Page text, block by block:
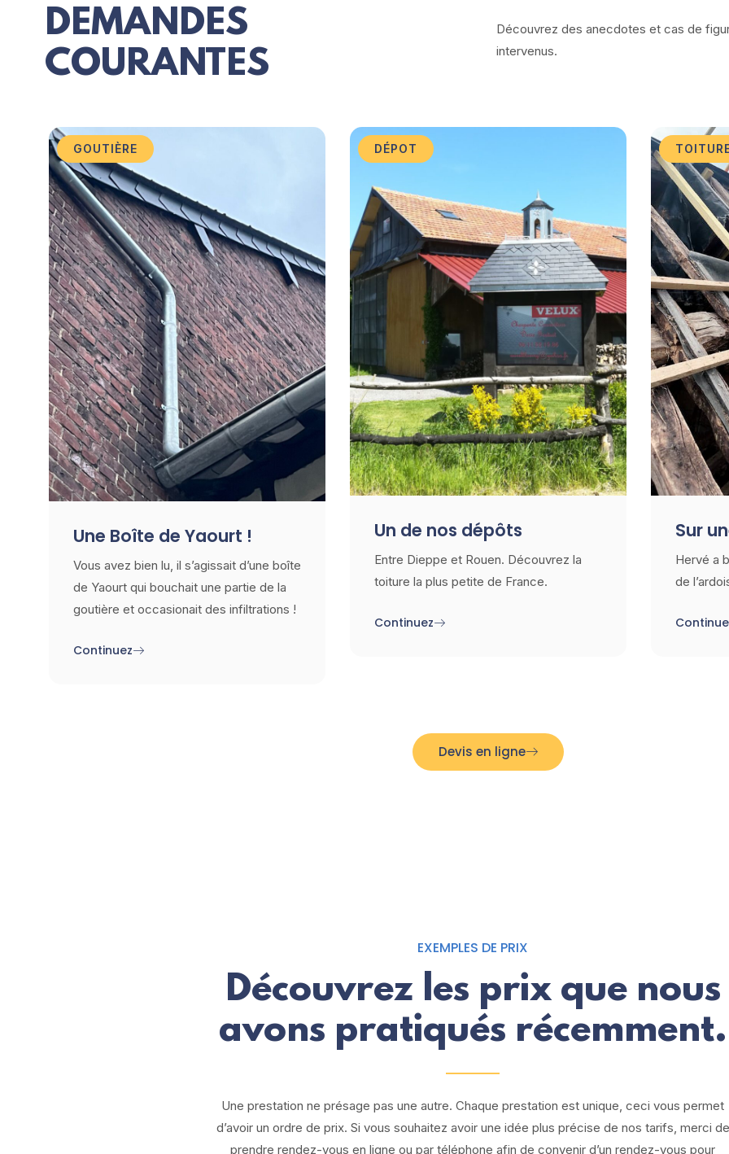
DEMANDES
COURANTES
Découvrez des anecdotes et cas de
intervenus.
GOUTIÈRE
Une Boîte de Yaourt !
Vous avez bien lu, il s’agissait d’une boîte
de Yaourt qui bouchait une partie de la
goutière et occasionait des infiltrations !
Continuez
DÉPOT
Un de nos dépôts
Entre Dieppe et Rouen. Découvrez la
toiture la plus petite de France.
Continuez
Sur
Hervé a
de
Devis en ligne
EXEMPLES DE PRIX
Découvrez les prix que nous
avons pratiqués récemment.
Une prestation ne présage pas une autre. Chaque prestation est unique, ceci vous permet
d’avoir un ordre de prix. Si vous souhaitez avoir une idée plus précise de nos tarifs, merci de
prendre rendez-vous en ligne ou par téléphone afin de convenir d’un rendez-vous pour